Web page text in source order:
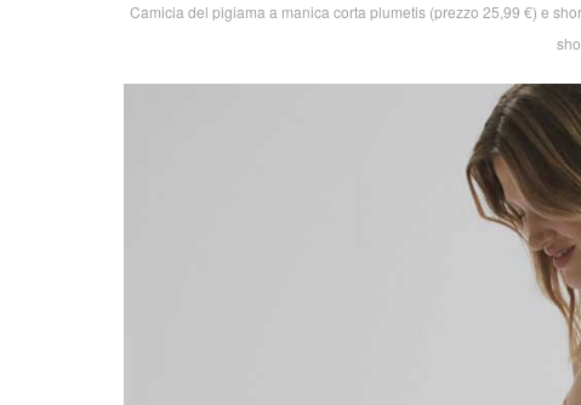
Camicia del pigiama a manica corta plumetis (prezzo 25,99 €) e